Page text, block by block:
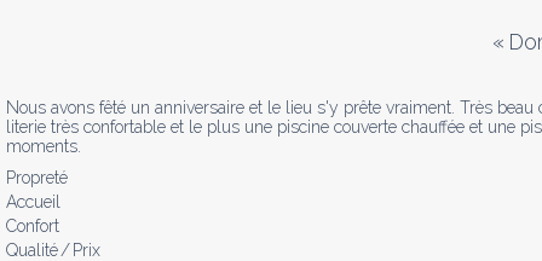
«
Nous avons fêté un anniversaire et le lieu s'y prête vraiment. Très
literie très confortable et le plus une piscine couverte chauffée et une
moments.
Propreté
Accueil
Confort
Qualité / Prix